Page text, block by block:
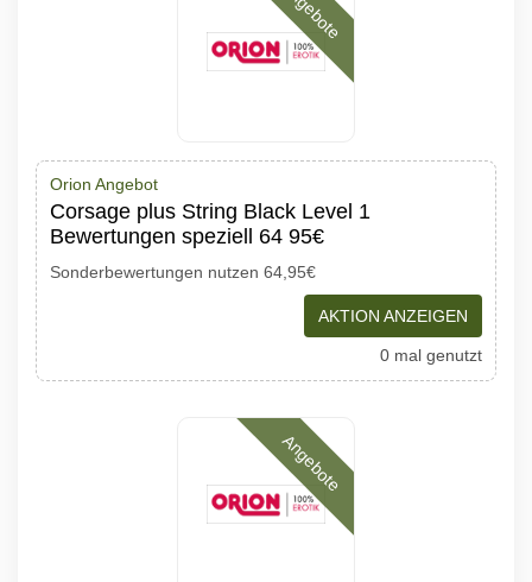
Orion Angebot
Corsage plus String Black Level 1
Bewertungen speziell 64 95€
Sonderbewertungen nutzen 64,95€
AKTION ANZEIGEN
0 mal genutzt
Angebote